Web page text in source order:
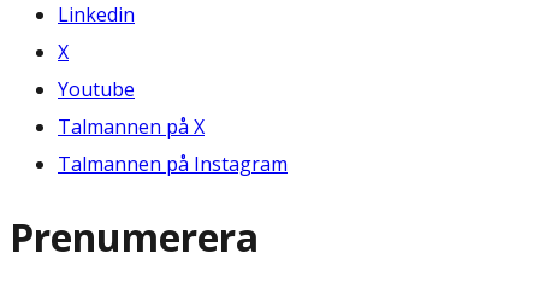
Linkedin
X
Youtube
Talmannen på X
Talmannen på Instagram
Prenumerera